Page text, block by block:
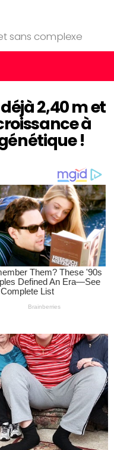
sans complexe
2,40 m et
à
!